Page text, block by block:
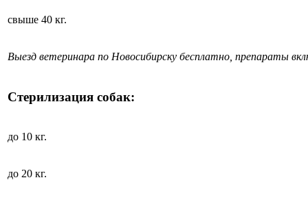
свыше 40 кг.
Выезд ветеринара по Новосибирску бесплатно, препараты
Стерилизация собак:
до 10 кг.
до 20 кг.